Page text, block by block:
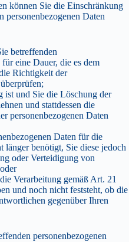
können Sie die Einschränkung
personenbezogenen Daten
betreffenden
eine Dauer, die es dem
Richtigkeit der
ist und Sie die Löschung der
und stattdessen die
personenbezogenen Daten
Daten für die
länger benötigt, Sie diese jedoch
oder Verteidigung von
Verarbeitung gemäß Art. 21
und noch nicht feststeht, ob die
gegenüber Ihren
personenbezogenen